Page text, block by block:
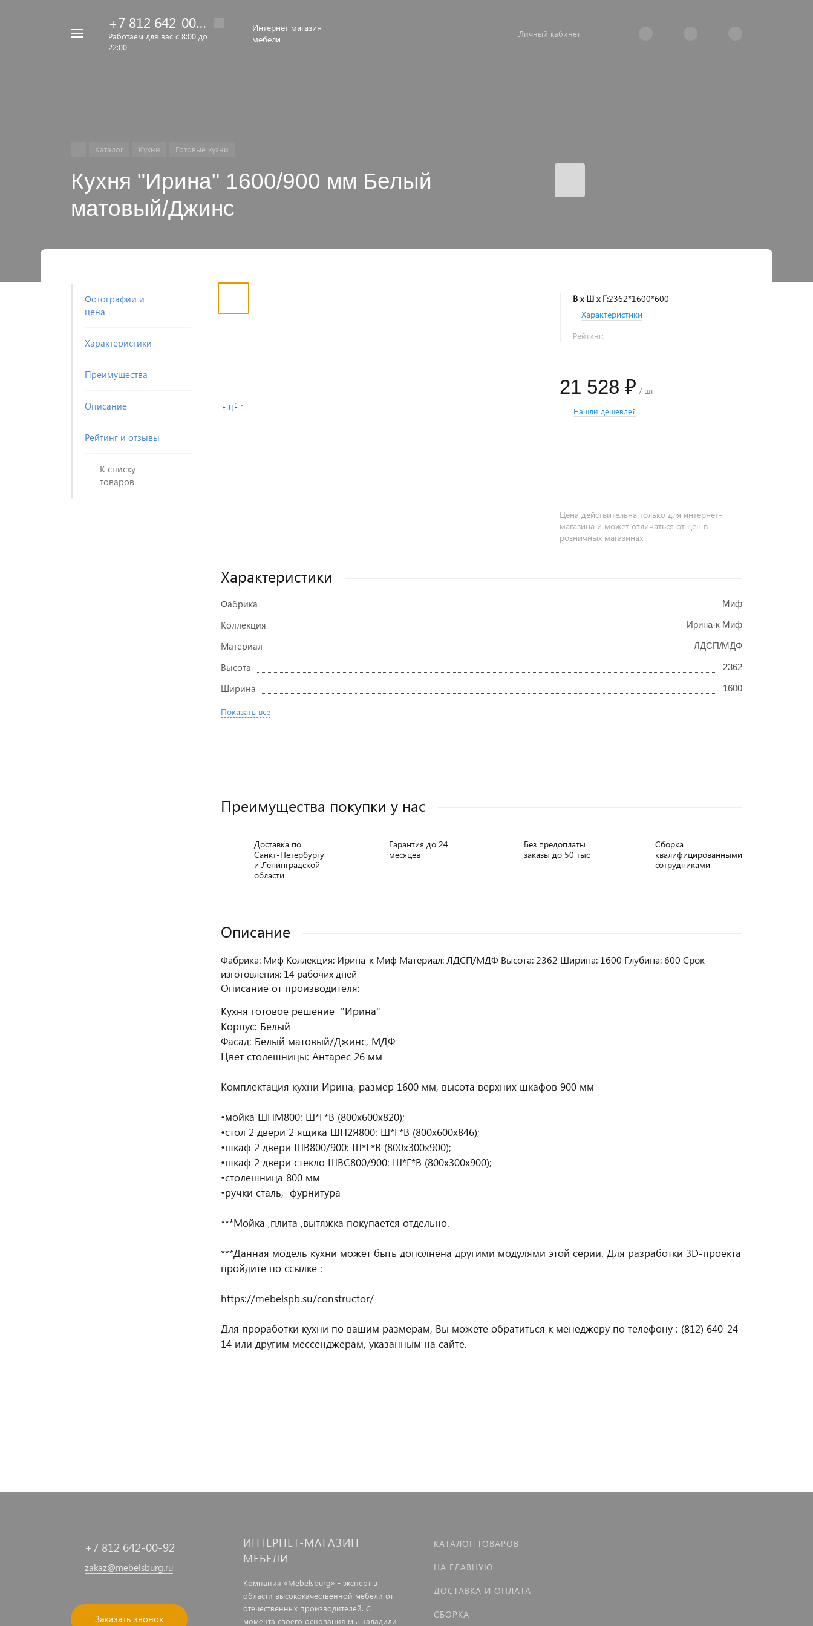
+7 812 642-00-92
Работаем для вас с 8:00 до
22:00
Интернет магазин
мебели
Личный кабинет
Каталог Кухни Готовые кухни
Кухня "Ирина" 1600/900 мм Белый
матовый/Джинс
Фотографии и
цена
Характеристики
Преимущества
Описание
Рейтинг и отзывы
К списку
товаров
ЕЩЁ 1
В х Ш х Г:2362*1600*600
Характеристики
Рейтинг:
21 528 ₽ / шт
Нашли дешевле?
Цена действительна только для интернет-
магазина и может отличаться от цен в
розничных магазинах.
Характеристики
Фабрика Миф
Коллекция Ирина-к Миф
Материал ЛДСП/МДФ
Высота 2362
Ширина 1600
Показать все
Преимущества покупки у нас
Доставка по
Санкт-Петербургу
и Ленинградской
области
Гарантия до 24
месяцев
Без предоплаты
заказы до 50 тыс
Сборка
квалифицированными
сотрудниками
Описание
Фабрика: Миф Коллекция: Ирина-к Миф Материал: ЛДСП/МДФ Высота: 2362 Ширина: 1600 Глубина: 600 Срок
изготовления: 14 рабочих дней
Описание от производителя:
Кухня готовое решение "Ирина"
Корпус: Белый
Фасад: Белый матовый/Джинс, МДФ
Цвет столешницы: Антарес 26 мм
Комплектация кухни Ирина, размер 1600 мм, высота верхних шкафов 900 мм
•мойка ШНМ800: Ш*Г*В (800х600х820);
•стол 2 двери 2 ящика ШН2Я800: Ш*Г*В (800х600х846);
•шкаф 2 двери ШВ800/900: Ш*Г*В (800х300х900);
•шкаф 2 двери стекло ШВС800/900: Ш*Г*В (800х300х900);
•столешница 800 мм
•ручки сталь, фурнитура
***Мойка ,плита ,вытяжка покупается отдельно.
***Данная модель кухни может быть дополнена другими модулями этой серии. Для разработки 3D-проекта
пройдите по ссылке :
https://mebelspb.su/constructor/
Для проработки кухни по вашим размерам, Вы можете обратиться к менеджеру по телефону : (812) 640-24-
14 или другим мессенджерам, указанным на сайте.
+7 812 642-00-92
zakaz@mebelsburg.ru
Заказать звонок
ИНТЕРНЕТ-МАГАЗИН
МЕБЕЛИ
Компания «Mebelsburg» - эксперт в
области высококачественной мебели от
отечественных производителей. С
момента своего основания мы наладили
КАТАЛОГ ТОВАРОВ
НА ГЛАВНУЮ
ДОСТАВКА И ОПЛАТА
СБОРКА